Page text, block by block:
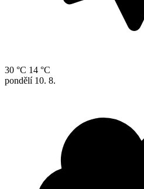
30 °C 14 °C
pondělí 10. 8.